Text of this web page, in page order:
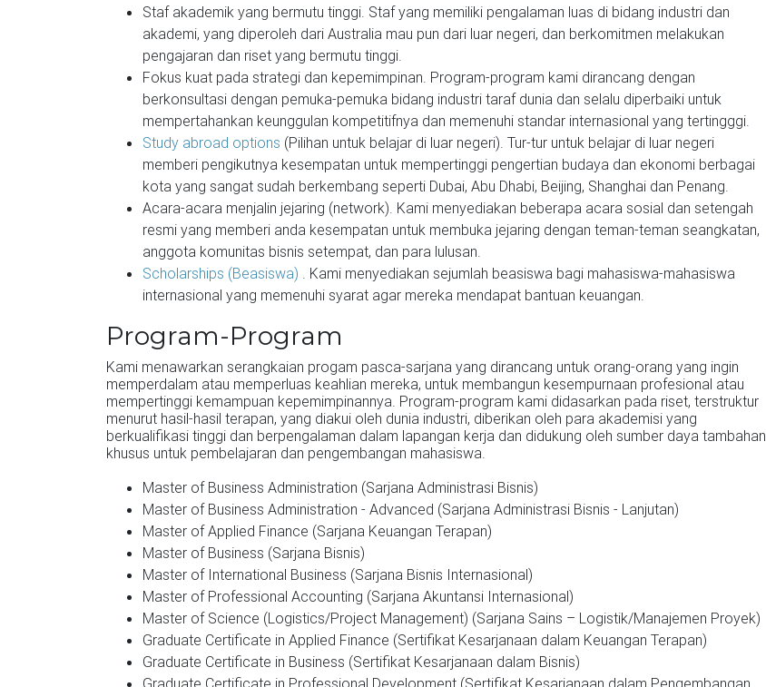
Staf akademik yang bermutu tinggi. Staf yang memiliki pengalaman luas di bidang industri dan
akademi, yang diperoleh dari Australia mau pun dari luar negeri, dan berkomitmen melakukan
pengajaran dan riset yang bermutu tinggi.
Fokus kuat pada strategi dan kepemimpinan. Program-program kami dirancang dengan
berkonsultasi dengan pemuka-pemuka bidang industri taraf dunia dan selalu diperbaiki untuk
mempertahankan keunggulan kompetitifnya dan memenuhi standar internasional yang tertingggi.
Study abroad options (Pilihan untuk belajar di luar negeri). Tur-tur untuk belajar di luar negeri
memberi pengikutnya kesempatan untuk mempertinggi pengertian budaya dan ekonomi berbagai
kota yang sangat sudah berkembang seperti Dubai, Abu Dhabi, Beijing, Shanghai dan Penang.
Acara-acara menjalin jejaring (network). Kami menyediakan beberapa acara sosial dan setengah
resmi yang memberi anda kesempatan untuk membuka jejaring dengan teman-teman seangkatan,
anggota komunitas bisnis setempat, dan para lulusan.
Scholarships (Beasiswa) . Kami menyediakan sejumlah beasiswa bagi mahasiswa-mahasiswa
internasional yang memenuhi syarat agar mereka mendapat bantuan keuangan.
Program-Program
Kami menawarkan serangkaian progam pasca-sarjana yang dirancang untuk orang-orang yang ingin
memperdalam atau memperluas keahlian mereka, untuk membangun kesempurnaan profesional atau
mempertinggi kemampuan kepemimpinannya. Program-program kami didasarkan pada riset, terstruktur
menurut hasil-hasil terapan, yang diakui oleh dunia industri, diberikan oleh para akademisi yang
berkualifikasi tinggi dan berpengalaman dalam lapangan kerja dan didukung oleh sumber daya tambahan
khusus untuk pembelajaran dan pengembangan mahasiswa.
Master of Business Administration (Sarjana Administrasi Bisnis)
Master of Business Administration - Advanced (Sarjana Administrasi Bisnis - Lanjutan)
Master of Applied Finance (Sarjana Keuangan Terapan)
Master of Business (Sarjana Bisnis)
Master of International Business (Sarjana Bisnis Internasional)
Master of Professional Accounting (Sarjana Akuntansi Internasional)
Master of Science (Logistics/Project Management) (Sarjana Sains – Logistik/Manajemen Proyek)
Graduate Certificate in Applied Finance (Sertifikat Kesarjanaan dalam Keuangan Terapan)
Graduate Certificate in Business (Sertifikat Kesarjanaan dalam Bisnis)
Graduate Certificate in Professional Development (Sertifikat Kesarjanaan dalam Pengembangan